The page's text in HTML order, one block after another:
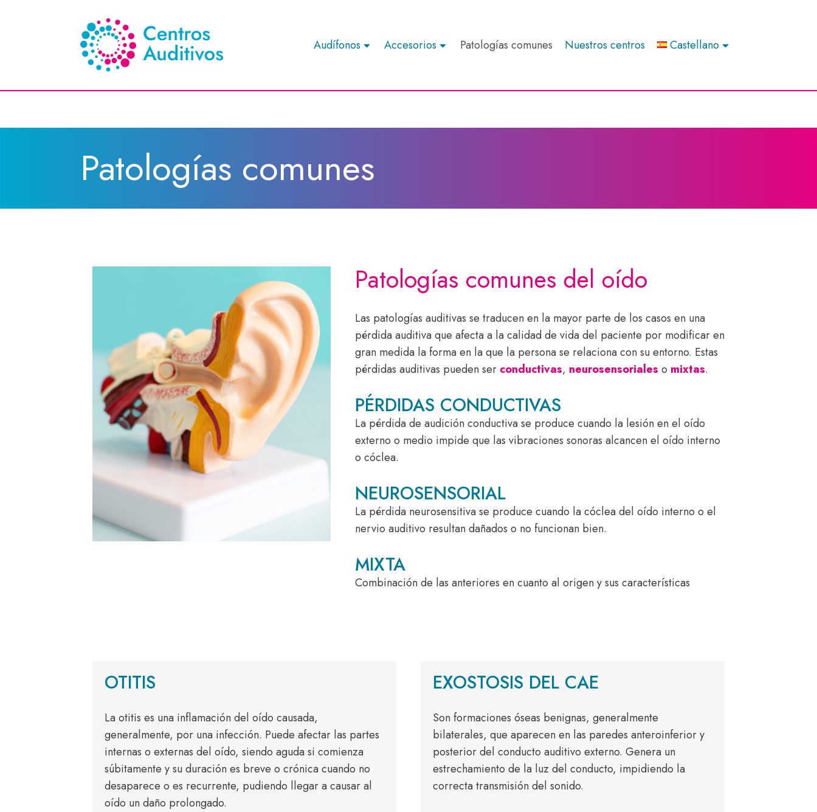
Audífonos Accesorios Patologías comunes Nuestros centros Castellano
Patologías comunes
Patologías comunes del oído
Las patologías auditivas se traducen en la mayor parte de los casos en una
pérdida auditiva que afecta a la calidad de vida del paciente por modificar en
gran medida la forma en la que la persona se relaciona con su entorno. Estas
pérdidas auditivas pueden ser conductivas, neurosensoriales o mixtas.
PÉRDIDAS CONDUCTIVAS
La pérdida de audición conductiva se produce cuando la lesión en el oído
externo o medio impide que las vibraciones sonoras alcancen el oído interno
o cóclea.
NEUROSENSORIAL
La pérdida neurosensitiva se produce cuando la cóclea del oído interno o el
nervio auditivo resultan dañados o no funcionan bien.
MIXTA
Combinación de las anteriores en cuanto al origen y sus características
OTITIS
La otitis es una inflamación del oído causada,
generalmente, por una infección. Puede afectar las partes
internas o externas del oído, siendo aguda si comienza
súbitamente y su duración es breve o crónica cuando no
desaparece o es recurrente, pudiendo llegar a causar al
oído un daño prolongado.
EXOSTOSIS DEL CAE
Son formaciones óseas benignas, generalmente
bilaterales, que aparecen en las paredes anteroinferior y
posterior del conducto auditivo externo. Genera un
estrechamiento de la luz del conducto, impidiendo la
correcta transmisión del sonido.